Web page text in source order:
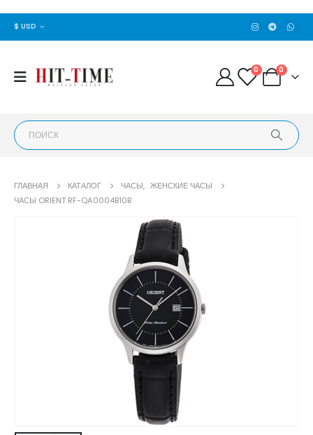
$ USD
0 0
ГЛАВНАЯ КАТАЛОГ ЧАСЫ, ЖЕНСКИЕ ЧАСЫ
ЧАСЫ ORIENT RF-QA0004B10B